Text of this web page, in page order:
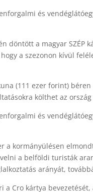
és
döntött a magyar SZÉP
a szezonon kívül
(111 ezer forint)
költhet az
és
a kormányülésen
a belföldi turisták
arányát,
a Cro kártya